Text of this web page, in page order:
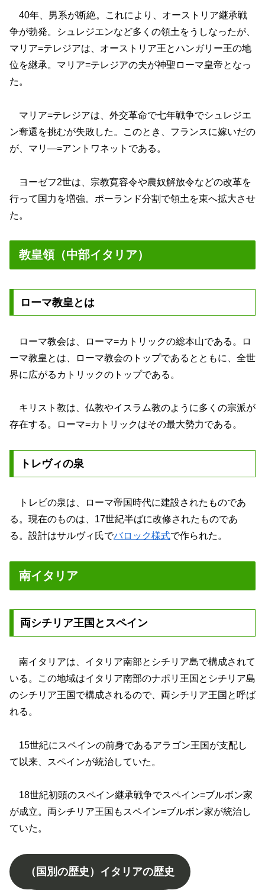
40年、男系が断絶。これにより、オーストリア継承戦
争が勃発。シュレジエンなど多くの領土をうしなったが、
マリア=テレジアは、オーストリア王とハンガリー王の地
位を継承。マリア=テレジアの夫が神聖ローマ皇帝となっ
た。
マリア=テレジアは、外交革命で七年戦争でシュレジエ
ン奪還を挑むが失敗した。このとき、フランスに嫁いだの
が、マリ―=アントワネットである。
ヨーゼフ2世は、宗教寛容令や農奴解放令などの改革を
行って国力を増強。ポーランド分割で領土を東へ拡大させ
た。
教皇領（中部イタリア）
ローマ教皇とは
ローマ教会は、ローマ=カトリックの総本山である。ロ
ーマ教皇とは、ローマ教会のトップであるとともに、全世
界に広がるカトリックのトップである。
キリスト教は、仏教やイスラム教のように多くの宗派が
存在する。ローマ=カトリックはその最大勢力である。
トレヴィの泉
トレビの泉は、ローマ帝国時代に建設されたものであ
る。現在のものは、17世紀半ばに改修されたものであ
る。設計はサルヴィ氏でバロック様式で作られた。
南イタリア
両シチリア王国とスペイン
南イタリアは、イタリア南部とシチリア島で構成されて
いる。この地域はイタリア南部のナポリ王国とシチリア島
のシチリア王国で構成されるので、両シチリア王国と呼ば
れる。
15世紀にスペインの前身であるアラゴン王国が支配し
て以来、スペインが統治していた。
18世紀初頭のスペイン継承戦争でスペイン=ブルボン家
が成立。両シチリア王国もスペイン=ブルボン家が統治し
ていた。
（国別の歴史）イタリアの歴史